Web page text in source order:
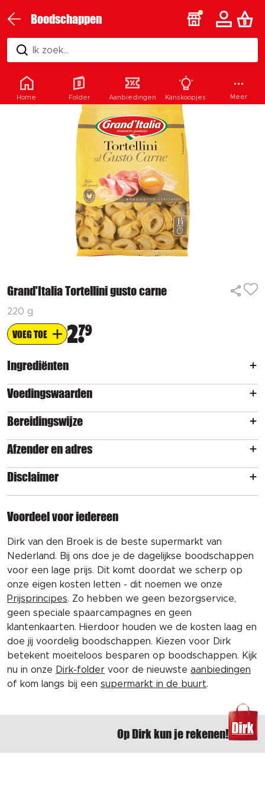
Boodschappen
Ik zoek...
Grand'Italia Tortellini gusto carne
220 g
VOEG TOE 279
Ingrediënten
Voedingswaarden
Bereidingswijze
Afzender en adres
Disclaimer
Voordeel voor iedereen
Dirk van den Broek is de beste supermarkt van
Nederland. Bij ons doe je de dagelijkse boodschappen
voor een lage prijs. Dit komt doordat we scherp op
onze eigen kosten letten - dit noemen we onze
Prijsprincipes. Zo hebben we geen bezorgservice,
geen speciale spaarcampagnes en geen
klantenkaarten. Hierdoor houden we de kosten laag en
doe jij voordelig boodschappen. Kiezen voor Dirk
betekent moeiteloos besparen op boodschappen. Kijk
nu in onze Dirk-folder voor de nieuwste aanbiedingen
of kom langs bij een supermarkt in de buurt.
Op Dirk kun je rekenen!
Home Folder Aanbiedingen Kanskoopjes Meer